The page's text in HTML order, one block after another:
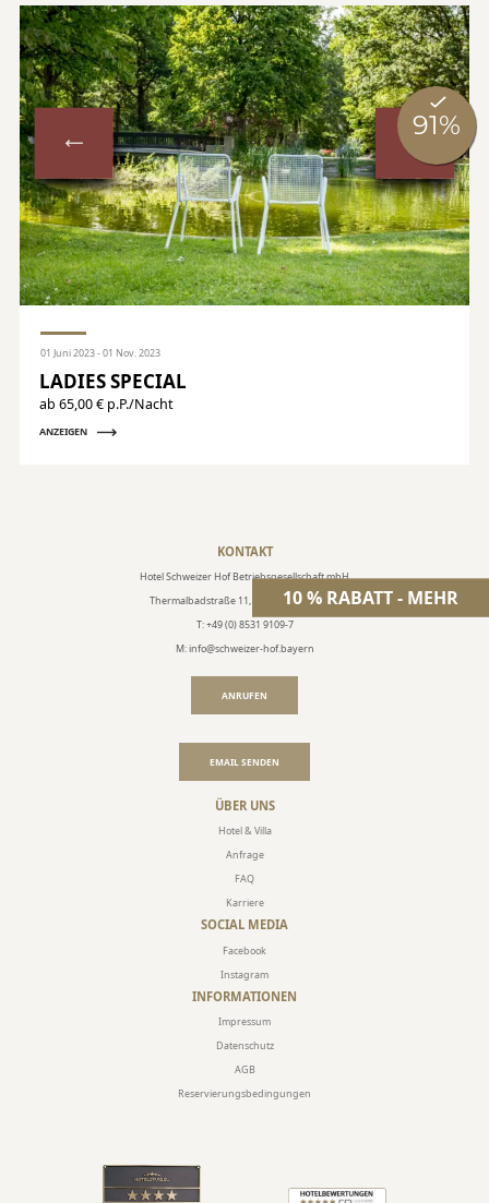
01 Juni 2023 - 01 Nov. 2023
LADIES SPECIAL
ab 65,00 € p.P./Nacht
ANZEIGEN
10 % RABATT - MEHR
KONTAKT
Hotel Schweizer Hof Betriebsgesellschaft mbH
Thermalbadstraße 11, 94072 Bad Füssing
T: +49 (0) 8531 9109-7
M: info@schweizer-hof.bayern
ANRUFEN
EMAIL SENDEN
ÜBER UNS
Hotel & Villa
Anfrage
FAQ
Karriere
SOCIAL MEDIA
Facebook
Instagram
INFORMATIONEN
Impressum
Datenschutz
AGB
Reservierungsbedingungen